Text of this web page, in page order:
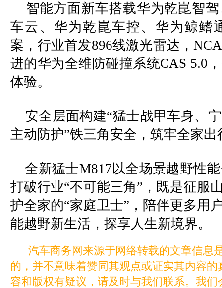
智能方面新车搭载华为乾崑智驾
车云、华为乾崑车控、华为鲸鳍
案，行业首发896线激光雷达，NCA
进的华为全维防碰撞系统CAS 5.0
体验。
安全层面构建“猛士战甲车身、
主动防护”铁三角安全，筑牢全家
全新猛士M817以全场景越野性能
打破行业“不可能三角”，既是征服
护全家的“家庭卫士”，陪伴更多用
能越野新生活，探享人生新境界。
汽车商务网来源于网络转载的文章信息
的，并不意味着赞同其观点或证实其内容
容和版权有疑议，请及时与我们联系。我